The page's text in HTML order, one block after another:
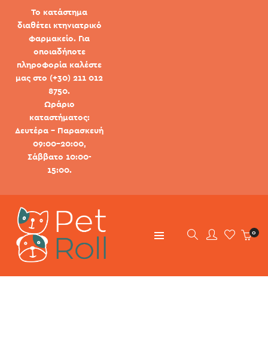
Το κατάστημα
διαθέτει κτηνιατρικό
φαρμακείο. Για
οποιαδήποτε
πληροφορία καλέστε
μας στο (+30) 211 012
8750.
Ωράριο
καταστήματος:
Δευτέρα - Παρασκευή
09:00-20:00,
Σάββατο 10:00-
15:00.
0